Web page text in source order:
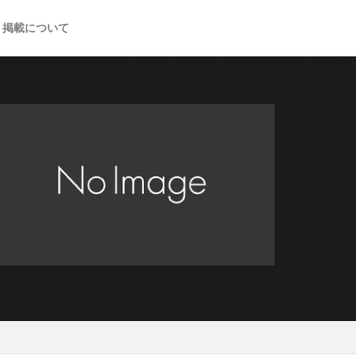
掲載について